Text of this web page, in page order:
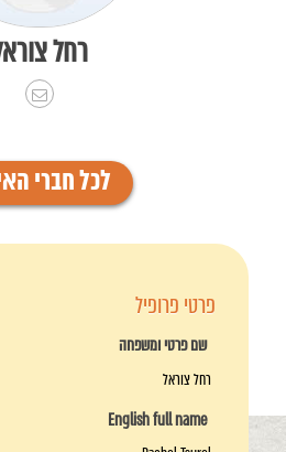
רחל
לכל חברי
פרטי פרופיל
שם פרטי ומשפחה
רחל צוראל
English full name